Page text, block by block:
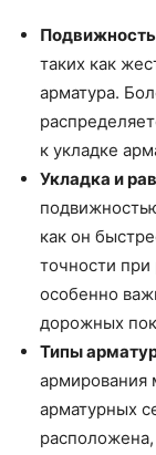
таких как
арматура.
к укладке
Укладка и
как он
точности
особенно
дорожных
Типы
армирования
арматурных